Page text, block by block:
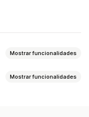
Mostrar funcionalidades
Mostrar funcionalidades